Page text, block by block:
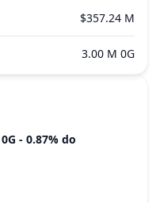
$357.24 M
3.00 M 0G
- 0.87% do